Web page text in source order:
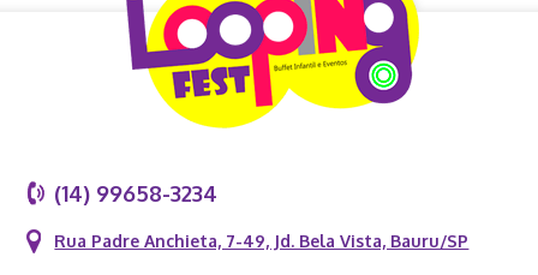
(14) 99658-3234
Rua Padre Anchieta, 7-49, Jd. Bela Vista, Bauru/SP